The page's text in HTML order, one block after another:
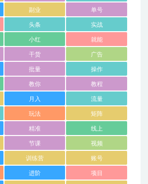
副业 单号
头条 实战
小红 就能
干货 广告
批量 操作
教你 教程
月入 流量
玩法 矩阵
精准 线上
节课 视频
训练营 账号
进阶 项目